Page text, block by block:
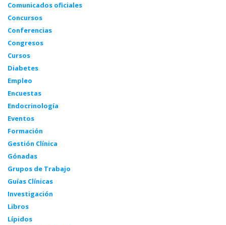
Comunicados oficiales
Concursos
Conferencias
Congresos
Cursos
Diabetes
Empleo
Encuestas
Endocrinología
Eventos
Formación
Gestión Clínica
Gónadas
Grupos de Trabajo
Guías Clínicas
Investigación
Libros
Lípidos